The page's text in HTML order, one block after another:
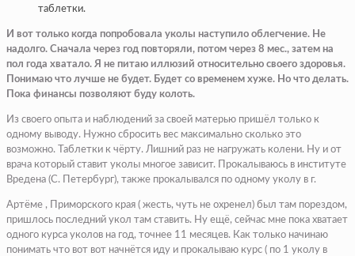
таблетки.
И вот только когда попробовала уколы наступило облегчение. Не
надолго. Сначала через год повторяли, потом через 8 мес., затем на
пол года хватало. Я не питаю иллюзий относительно своего здоровья.
Понимаю что лучше не будет. Будет со временем хуже. Но что делать.
Пока финансы позволяют буду колоть.
Из своего опыта и наблюдений за своей матерью пришёл только к
одному выводу. Нужно сбросить вес максимально сколько это
возможно. Таблетки к чёрту. Лишний раз не нагружать колени. Ну и от
врача который ставит уколы многое зависит. Прокалываюсь в институте
Вредена (С. Петербург), также прокалывался по одному уколу в г.
Артёме , Приморского края ( жесть, чуть не охренел) был там порездом,
пришлось последний укол там ставить. Ну ещё, сейчас мне пока хватает
одного курса уколов на год, точнее 11 месяцев. Как только начинаю
понимать что вот вот начнётся иду и прокалываю курс ( по 1 уколу в